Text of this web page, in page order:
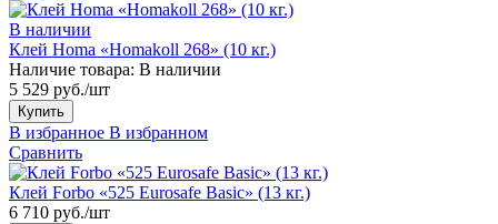
В наличии
Клей Homa «Homakoll 268» (10 кг.)
Наличие товара: В наличии
5 529 руб./шт
Купить
В избранное В избранном
Сравнить
Клей Forbo «525 Eurosafe Basic» (13 кг.)
6 710 руб./шт